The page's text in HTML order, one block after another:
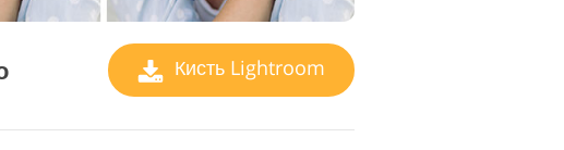
Кисть Lightroom